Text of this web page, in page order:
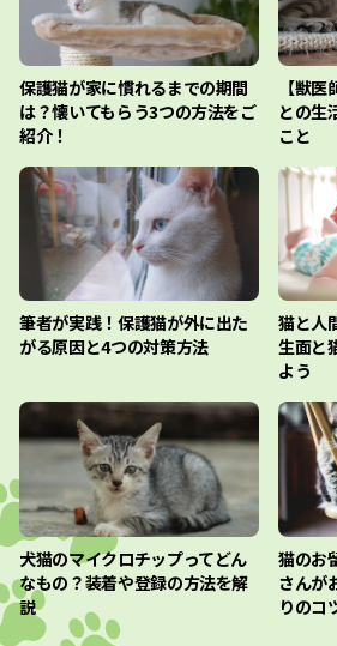
保護猫が家に慣れるまでの期間
は？懐いてもらう3つの方法をご
紹介！
【獣
との生
こと
筆者が実践！保護猫が外に出た
がる原因と4つの対策方法
猫と人
生面と
よう
犬猫のマイクロチップってどん
なもの？装着や登録の方法を解
説
猫のお
さんが
りのコ